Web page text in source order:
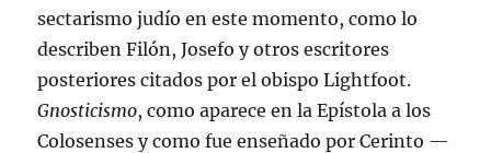
sectarismo judío en este momento, como lo
describen Filón, Josefo y otros escritores
posteriores citados por el obispo Lightfoot.
Gnosticismo, como aparece en la Epístola a los
Colosenses y como fue enseñado por Cerinto —